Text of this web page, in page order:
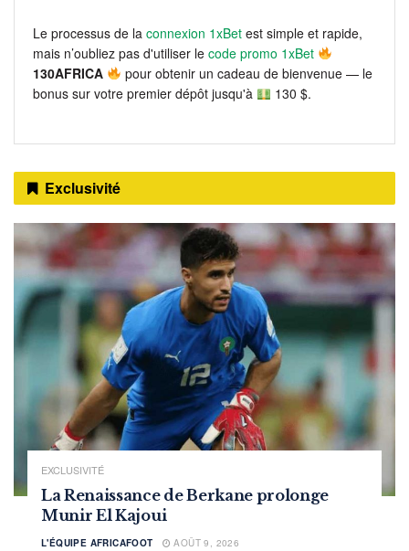
Le processus de la connexion 1xBet est simple et rapide,
mais n’oubliez pas d'utiliser le code promo 1xBet
130AFRICA
pour obtenir un cadeau de bienvenue — le
bonus sur votre premier dépôt jusqu'à
130 $.
Exclusivité
EXCLUSIVITÉ
La Renaissance de Berkane prolonge
Munir El Kajoui
L'ÉQUIPE AFRICAFOOT AOÛT 9, 2026